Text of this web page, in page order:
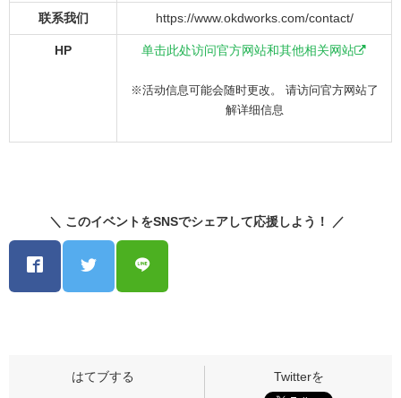
联系我们 https://www.okdworks.com/contact/
HP 单击此处访问官方网站和其他相关网站
※活动信息可能会随时更改。 请访问官方网站了
解详细信息
＼ このイベントをSNSでシェアして応援しよう！ ／